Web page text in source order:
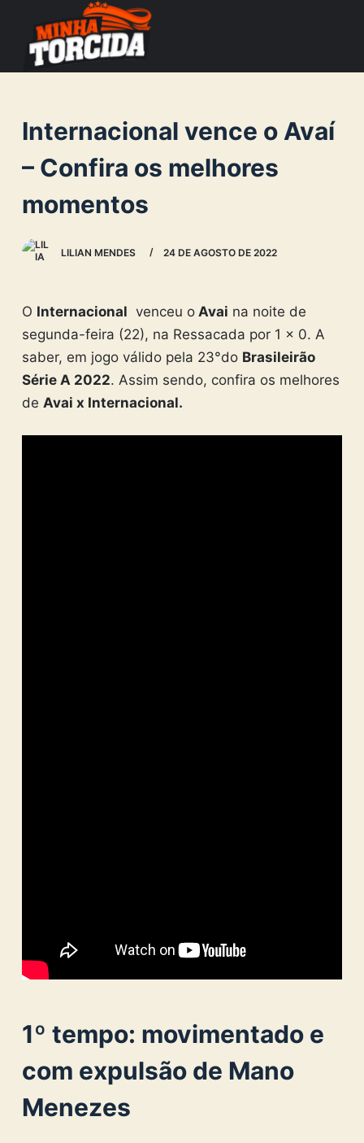
n
e
Internacional vence o Avaí
– Confira os melhores
momentos
LILIAN MENDES 24 DE AGOSTO DE 2022
O Internacional venceu oAvai na noite de
segunda-feira (22), na Ressacada por 1 x 0. A
saber, em jogo válido pela 23°do Brasileirão
Série A 2022. Assim sendo, confira os melhores
de Avai x Internacional.
1º tempo: movimentado e
com expulsão de Mano
Menezes